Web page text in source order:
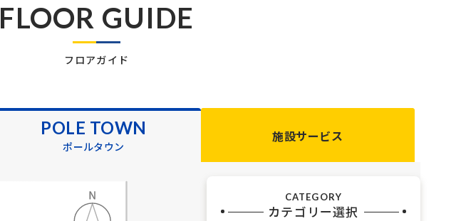
FLOOR GUIDE
フロアガイド
POLE TOWN
ポールタウン
施設サービス
CATEGORY
カテゴリー選択